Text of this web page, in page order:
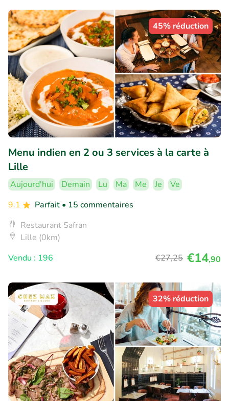
45% réduction
Menu indien en 2 ou 3 services à la carte à
Lille
Aujourd'hui Demain Lu Ma Me Je
Ve
9.1
Parfait • 15 commentaires
Restaurant Safran
Lille (0km)
Vendu : 196
€27,25 €14,90
32% réduction